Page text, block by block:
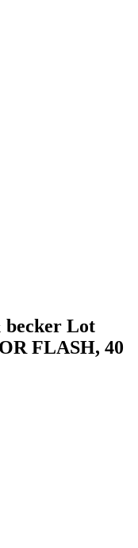
becker Lot
FLASH, 40